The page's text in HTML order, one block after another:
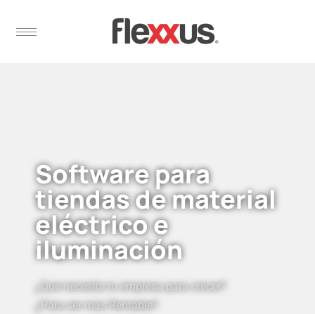
Software para
tiendas de material
eléctrico e
iluminación
¿Qué necesita tu empresa para crecer?
¿Para ser más Rentable?